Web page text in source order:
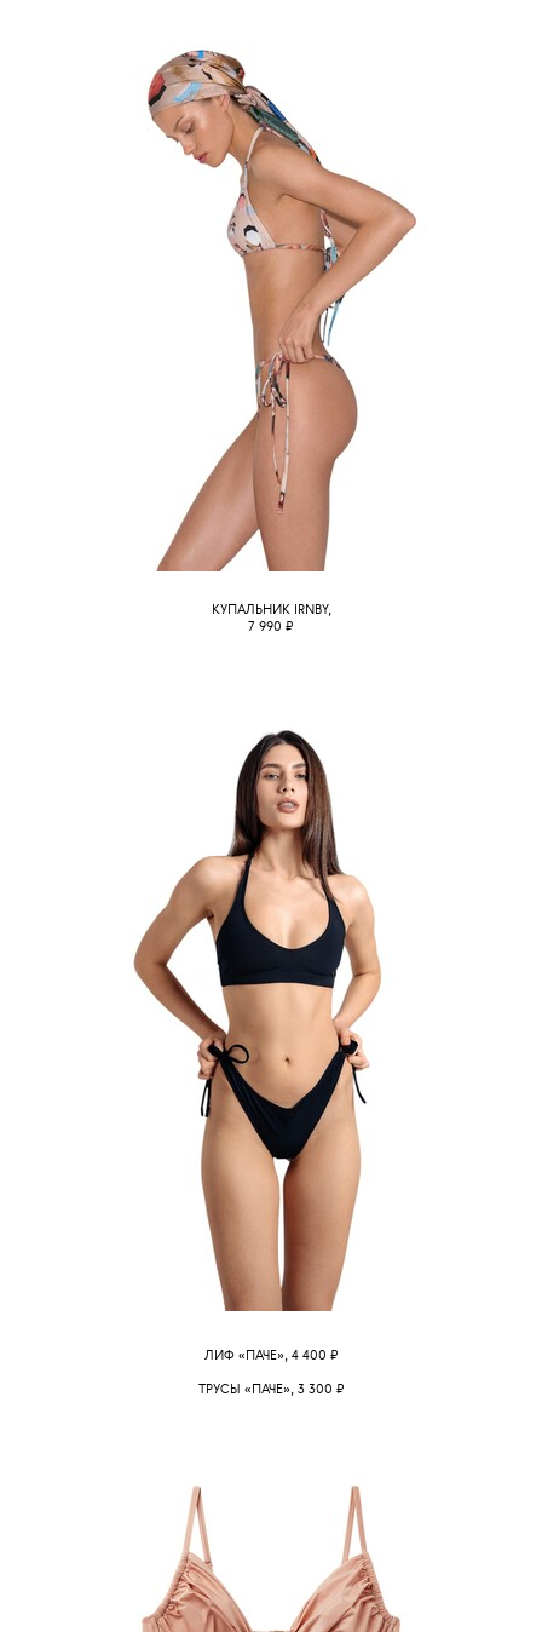
КУПАЛЬНИК IRNBY,
7 990 ₽
ЛИФ «ПАЧЕ», 4 400 ₽
ТРУСЫ «ПАЧЕ», 3 300 ₽